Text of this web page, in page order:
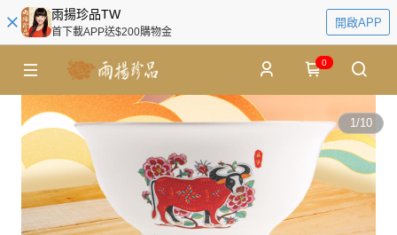
雨揚珍品TW
首下載APP送$200購物金
開啟APP
0
1/10